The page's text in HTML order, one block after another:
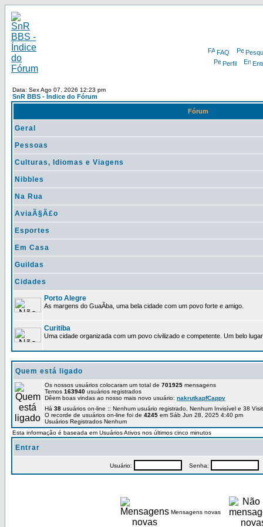
FAQ
Perfil
Data: Sex Ago 07, 2026 12:23 pm
SnR BBS - Índice do Fórum
Fórum
Geral
Pessoas
Culturas, Idiomas e Viagens
Nibbles
Na Rua
AviaÃ§Ã£o
Esportes
Em Casa
Guildas
Cidades
Porto Alegre
As margens do GuaÃ­ba, uma bela cidade com um povo forte e amigo.
Curitiba
Uma cidade organizada com um povo civilizado e competente. Um belo
Quem está ligado
Os nossos usuários colocaram um total de 701925 mensagens
Temos 163940 usuários registrados
Dêem boas vindas ao nosso mais novo usuário: nakrutkapfCappy
Há 38 usuários on-line :: Nenhum usuário registrado, Nenhum Invisível e 38
O recorde de usuários on-line foi de 4245 em Sáb Jun 28, 2025 4:40 pm
Usuários Registrados Nenhum
Esta informação é baseada em Usuários Ativos nos últimos cinco minutos
Entrar
Usuário: Senha:
Mensagens novas